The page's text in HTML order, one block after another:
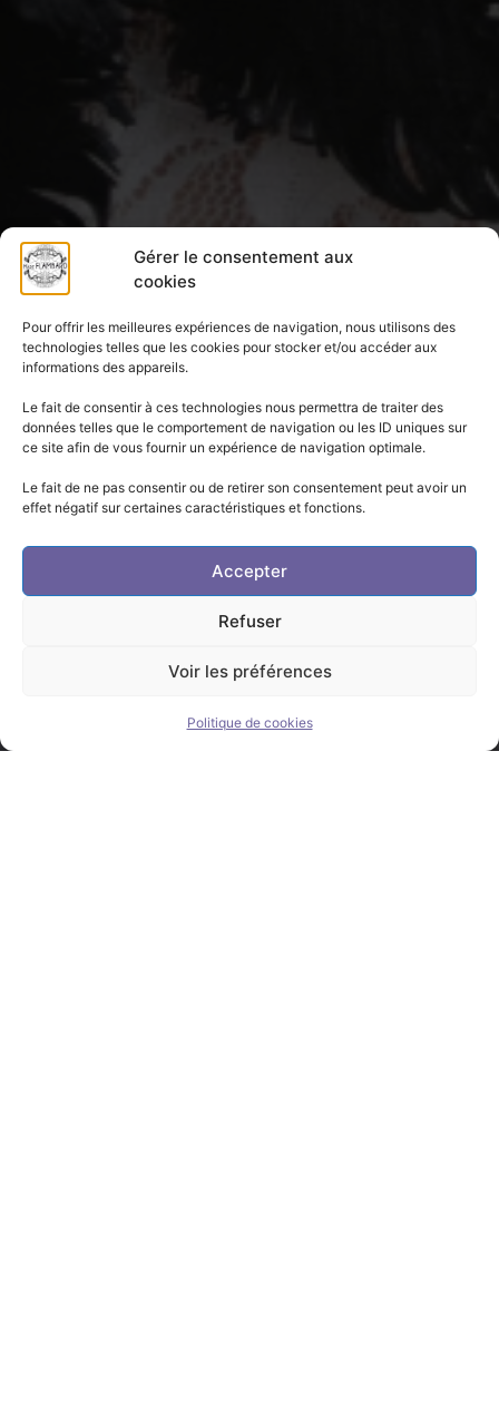
Gérer le consentement aux
cookies
Pour offrir les meilleures expériences de navigation, nous utilisons des
technologies telles que les cookies pour stocker et/ou accéder aux
informations des appareils.
Le fait de consentir à ces technologies nous permettra de traiter des
données telles que le comportement de navigation ou les ID uniques sur
ce site afin de vous fournir un expérience de navigation optimale.
Le fait de ne pas consentir ou de retirer son consentement peut avoir un
effet négatif sur certaines caractéristiques et fonctions.
Accepter
Refuser
Voir les préférences
Politique de cookies